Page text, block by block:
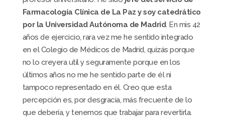
Farmacología Clínica de La Paz y soy catedrático
por la Universidad Autónoma de Madrid. En mis 42
años de ejercicio, rara vez me he sentido integrado
en el Colegio de Médicos de Madrid, quizás porque
no lo creyera util y seguramente porque en los
últimos años no me he sentido parte de él ni
tampoco representado en él. Creo que esta
percepción es, por desgracia, más frecuente de lo
que debería, y tenemos que trabajar para revertirla.